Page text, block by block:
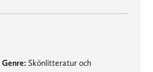
Genre: Skönlitteratur och